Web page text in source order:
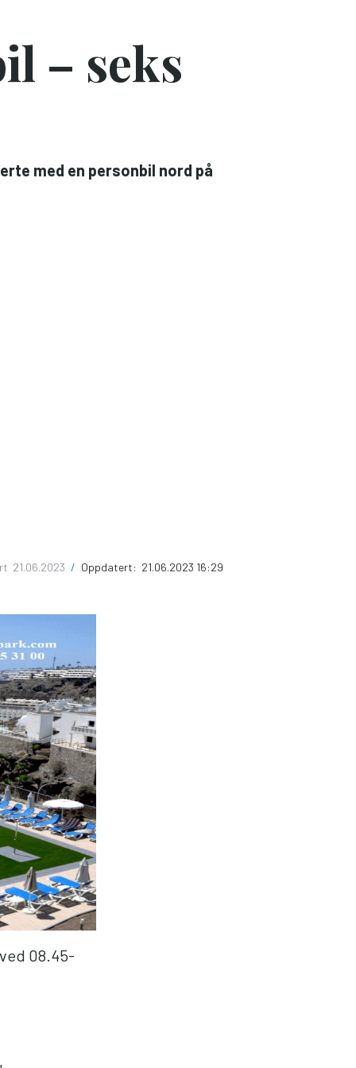
– seks
med en personbil nord på
21.06.2023 / Oppdatert: 21.06.2023 16:29
08.45-